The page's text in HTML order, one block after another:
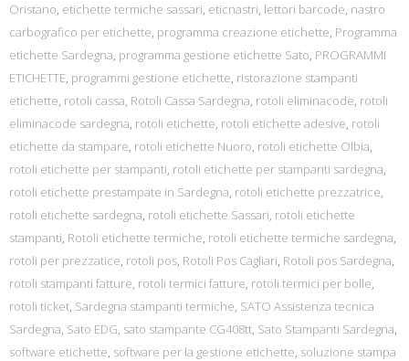
Oristano, etichette termiche sassari, eticnastri, lettori barcode, nastro
carbografico per etichette, programma creazione etichette, Programma
etichette Sardegna, programma gestione etichette Sato, PROGRAMMI
ETICHETTE, programmi gestione etichette, ristorazione stampanti
etichette, rotoli cassa, Rotoli Cassa Sardegna, rotoli eliminacode, rotoli
eliminacode sardegna, rotoli etichette, rotoli etichette adesive, rotoli
etichette da stampare, rotoli etichette Nuoro, rotoli etichette Olbia,
rotoli etichette per stampanti, rotoli etichette per stampanti sardegna,
rotoli etichette prestampate in Sardegna, rotoli etichette prezzatrice,
rotoli etichette sardegna, rotoli etichette Sassari, rotoli etichette
stampanti, Rotoli etichette termiche, rotoli etichette termiche sardegna,
rotoli per prezzatice, rotoli pos, Rotoli Pos Cagliari, Rotoli pos Sardegna,
rotoli stampanti fatture, rotoli termici fatture, rotoli termici per bolle,
rotoli ticket, Sardegna stampanti termiche, SATO Assistenza tecnica
Sardegna, Sato EDG, sato stampante CG408tt, Sato Stampanti Sardegna,
software etichette, software per la gestione etichette, soluzione stampa